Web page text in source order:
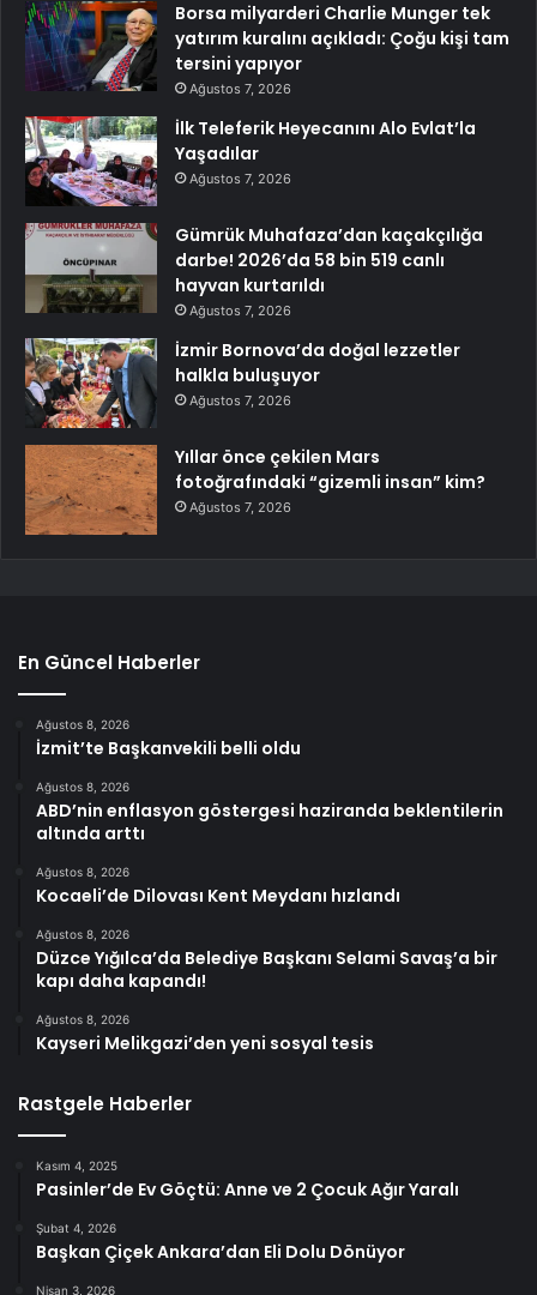
Borsa milyarderi Charlie Munger tek
yatırım kuralını açıkladı: Çoğu kişi tam
tersini yapıyor
Ağustos 7, 2026
İlk Teleferik Heyecanını Alo Evlat’la
Yaşadılar
Ağustos 7, 2026
Gümrük Muhafaza’dan kaçakçılığa
darbe! 2026’da 58 bin 519 canlı
hayvan kurtarıldı
Ağustos 7, 2026
İzmir Bornova’da doğal lezzetler
halkla buluşuyor
Ağustos 7, 2026
Yıllar önce çekilen Mars
fotoğrafındaki “gizemli insan” kim?
Ağustos 7, 2026
En Güncel Haberler
Ağustos 8, 2026
İzmit’te Başkanvekili belli oldu
Ağustos 8, 2026
ABD’nin enflasyon göstergesi haziranda beklentilerin
altında arttı
Ağustos 8, 2026
Kocaeli’de Dilovası Kent Meydanı hızlandı
Ağustos 8, 2026
Düzce Yığılca’da Belediye Başkanı Selami Savaş’a bir
kapı daha kapandı!
Ağustos 8, 2026
Kayseri Melikgazi’den yeni sosyal tesis
Rastgele Haberler
Kasım 4, 2025
Pasinler’de Ev Göçtü: Anne ve 2 Çocuk Ağır Yaralı
Şubat 4, 2026
Başkan Çiçek Ankara’dan Eli Dolu Dönüyor
Nisan 3, 2026